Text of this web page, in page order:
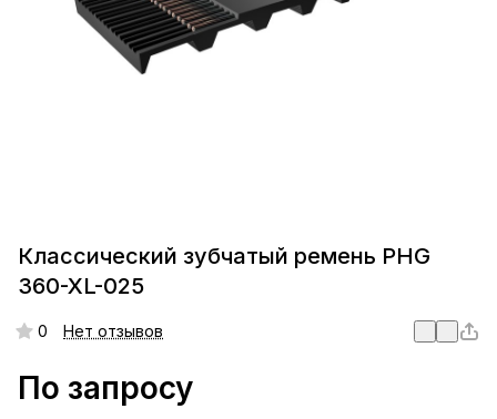
Классический зубчатый ремень PHG
360-XL-025
0 Нет отзывов
По запросу